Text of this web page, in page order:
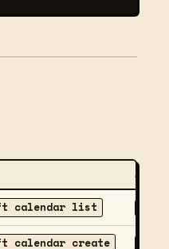
ACCESS
calendar list
calendar create